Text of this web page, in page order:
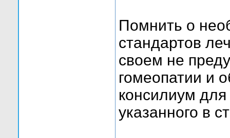
Помнить о
стандартов
своем не
гомеопатии и
консилиум
указанного в